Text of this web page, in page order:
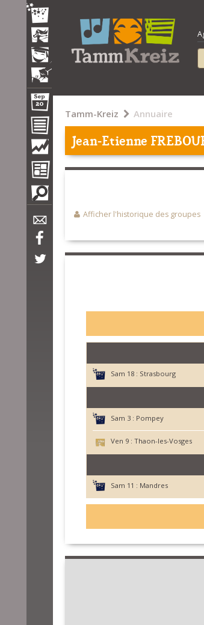
Tamm-Kreiz Annuaire
Jean-Etienne
Afficher l'historique des groupes
Sam 18 : Strasbourg
Sam 3 : Pompey
Ven 9 : Thaon-les-Vosges
Sam 11 : Mandres